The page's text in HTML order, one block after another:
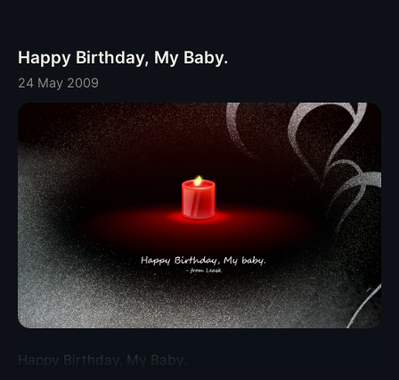
更能让人体会到苹果的转变和它推进自己影响力的决心。 1、
Leopard通过UNIX 03认证 虽然从一开始OS X就明言以
FreeBSD为开发基础，并跟随每一个主版本都发布开源的
Darwin内核源码，可Leopard是唯一一个经认证与UNIX 03
完全兼容的系统，我们可以说Leopard剥掉Aqua的壳，就是
个100%的UNIX发行版。我想如果当初Apple采用BSD为基础
还有些赶鸭子 上架的勉强的话，现在的Steve Jobs已经很清
楚兼容性对于平台的重要性，作为UNIX众多发行版的一员不
但不可耻，而且值得骄傲。这种对兼容性的渴求，更是在
BootCamp上表现 得淋漓尽致。 2、WebKit宣布开源 与操作
系统相似，Safari的渲染核心WebKit也得益于开源社区，它
是以Linux两大GUI平台之一的KDE组件的KHTML和KJE衍生
出来 的。由于自己对内核做了相当的改进（以至于跟KHTML
很早就不再兼容）并将之纳入Cocoa架构，一开始苹果并不愿
须开放），而我想正是Apple的平台战略再次让它发现自己在
开发者将完全不用操心营销问题，iPhone的2.0版固件将包含
一个App Store按钮将软件直推到每一台终端，并且没有主机
费用，没有库存/物流费用，只要你的软件不出大篓子，那
70%就是净收入。就像某开发者说的那样：管 它多少钱的
70%也比零蛋的100%要好。Ars Technica的John Siracusa
更是掩饰不住的欢歌: 我们要发财啦！！！～～～～ 但是在最
终用户那里，我们看到的却更多的是担心，担心苹果的审核制
度会扼杀很多对用户很有价值，却不符合Apple Inc.利益的软
件，比如直接从Amazon购买无DRM音乐的软件，使用Edge
网络的Skype软件等等。 更进一步的探究iPhone HIG等相关
文件，我们还发现了苹果对于开发者进一步的约束: 1、同一时
间只能运行一个第三方软件，当切换程序时，之前的程序应顺
利保存退出。因此开发者应该为此特性作好准备，保证用户再
次打开本程序时回到退出时的状态。 2、程序退出后原则上也
不允许在后台执行Daemon以获得必要的数据。（这个引发了
大家对于即时通讯软件表现的担忧） 3、第三方程序不得引入
Happy Birthday, My Baby.
24 May 2009
Happy Birthday, My Baby.